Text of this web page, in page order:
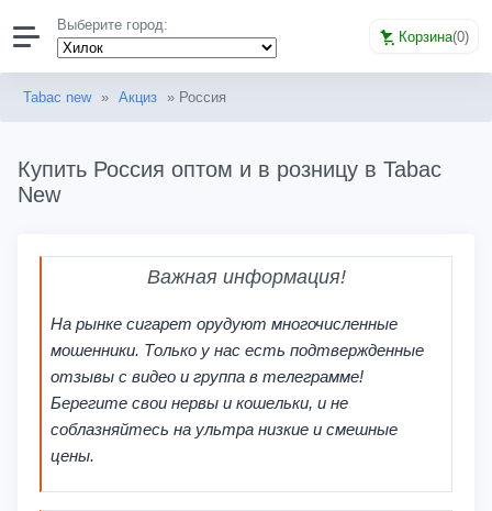
Выберите город:
Корзина(0)
Tabac new » Акциз » Россия
Купить Россия оптом и в розницу в Tabac
New
Важная информация!
На рынке сигарет орудуют многочисленные
мошенники. Только у нас есть подтвержденные
отзывы с видео и группа в телеграмме!
Берегите свои нервы и кошельки, и не
соблазняйтесь на ультра низкие и смешные
цены.